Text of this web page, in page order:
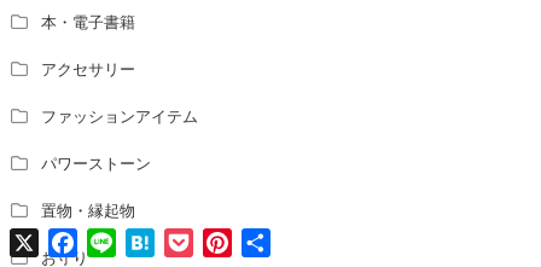
本・電子書籍
アクセサリー
ファッションアイテム
パワーストーン
置物・縁起物
お守り
X Facebook
Line HatenaPocketPinterest